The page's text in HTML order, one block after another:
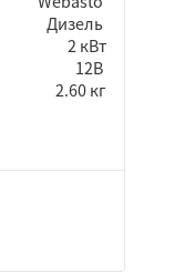
Дизель
2 кВт
12В
2.60 кг